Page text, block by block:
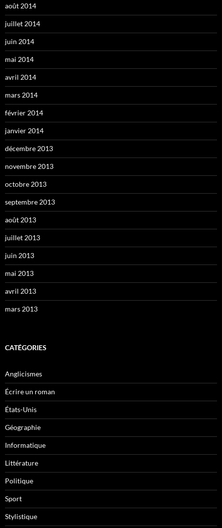
août 2014
juillet 2014
juin 2014
mai 2014
avril 2014
mars 2014
février 2014
janvier 2014
décembre 2013
novembre 2013
octobre 2013
septembre 2013
août 2013
juillet 2013
juin 2013
mai 2013
avril 2013
mars 2013
CATÉGORIES
Anglicismes
Écrire un roman
États-Unis
Géographie
Informatique
Littérature
Politique
Sport
Stylistique